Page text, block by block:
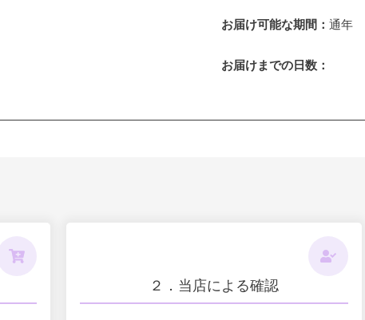
お届け可能な期間： 通年
お届けまでの日数：
２．当店による確認